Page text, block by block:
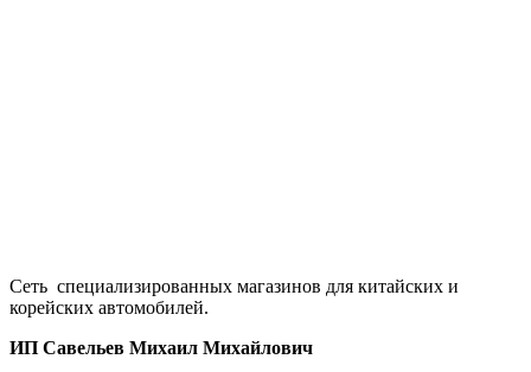
Сеть специализированных магазинов для китайских и
корейских автомобилей.
ИП Савельев Михаил Михайлович